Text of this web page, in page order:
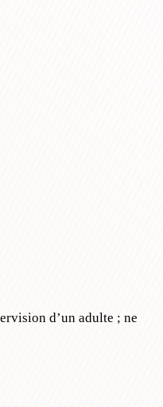
d’un adulte ; ne